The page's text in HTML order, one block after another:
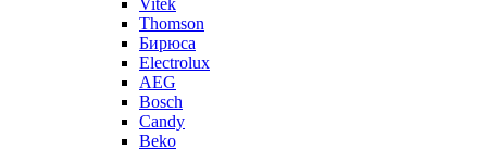
Vitek
Thomson
Бирюса
Electrolux
AEG
Bosch
Candy
Beko